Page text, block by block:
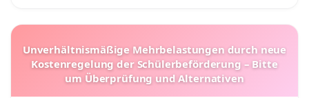
Unverhältnismäßige Mehrbelastungen durch neue
Kostenregelung der Schülerbeförderung – Bitte
um Überprüfung und Alternativen